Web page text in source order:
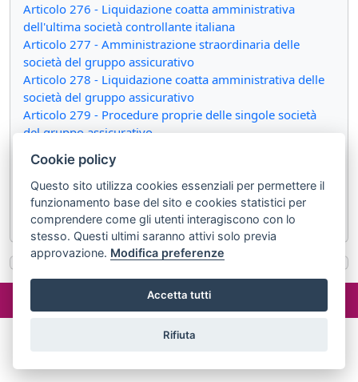
Articolo 276 - Liquidazione coatta amministrativa
dell'ultima società controllante italiana
Articolo 277 - Amministrazione straordinaria delle
società del gruppo assicurativo
Articolo 278 - Liquidazione coatta amministrativa delle
società del gruppo assicurativo
Articolo 279 - Procedure proprie delle singole società
del gruppo assicurativo
Articolo 280 - Disposizioni comuni agli organi delle
procedure
Articolo 281 - Disposizioni comuni sulla competenza
giurisdizionale
Articolo 282 - Gruppi e società non iscritte all'albo
redazione@misterlex.it
02029690472
Cookie policy
Questo sito utilizza cookies essenziali per permettere il
funzionamento base del sito e cookies statistici per
comprendere come gli utenti interagiscono con lo
stesso. Questi ultimi saranno attivi solo previa
approvazione. Modifica preferenze
Accetta tutti
Rifiuta